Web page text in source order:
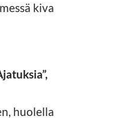
kiva
huolella